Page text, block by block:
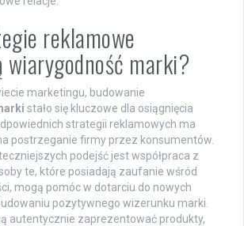
reklamowe
wiarygodność marki?
marketingu, budowanie
stało się kluczowe dla osiągnięcia
strategii reklamowych ma
postrzeganie firmy przez konsumentów.
podejść jest współpraca z
te, które posiadają zaufanie wśród
mogą pomóc w dotarciu do nowych
pozytywnego wizerunku marki.
autentycznie zaprezentować produkty,